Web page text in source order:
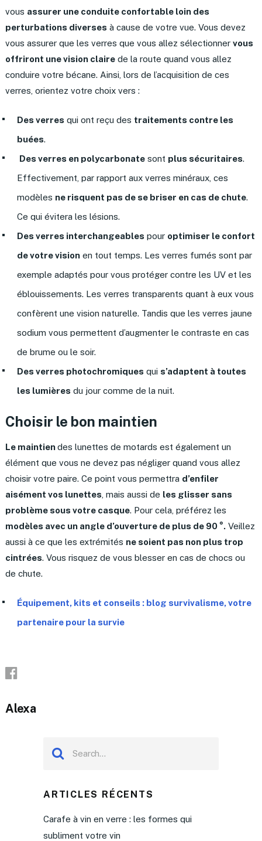
vous assurer une conduite confortable loin des
perturbations diverses à cause de votre vue. Vous devez
vous assurer que les verres que vous allez sélectionner vous
offriront une vision clairede la route quand vous allez
conduire votre bécane. Ainsi, lors de l’acquisition de ces
verres, orientez votre choix vers :
Des verres qui ont reçu des traitements contre les
buées.
Des verres en polycarbonatesont plus sécuritaires.
Effectivement, par rapport aux verres minéraux, ces
modèles ne risquent pas de se briser en cas de chute.
Ce qui évitera les lésions.
Des verres interchangeables pour optimiser le confort
de votre visionen tout temps. Les verres fumés sont par
exemple adaptés pour vous protéger contre les UV et les
éblouissements. Les verres transparents quant à eux vous
confèrent une vision naturelle. Tandis que les verres jaune
sodium vous permettent d’augmenter le contraste en cas
de brume ou le soir.
Des verres photochromiques qui s’adaptent à toutes
les lumières du jour comme de la nuit.
Choisir le bon maintien
Le maintiendes lunettes de motards est également un
élément que vous ne devez pas négliger quand vous allez
choisir votre paire. Ce point vous permettra d’enfiler
aisément vos lunettes , mais aussi de les glisser sans
problème sous votre casque. Pour cela, préférez les
modèles avec un angle d’ouverture de plus de 90 °.Veillez
aussi à ce que les extrémités ne soient pas non plus trop
cintrées. Vous risquez de vous blesser en cas de chocs ou
de chute.
Équipement, kits et conseils : blog survivalisme, votre
partenaire pour la survie
Alexa
ARTICLES RÉCENTS
Carafe à vin en verre : les formes qui
subliment votre vin